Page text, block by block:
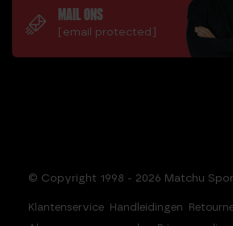
MAIL ONS
[email protected]
© Copyright 1998 - 2026 Matchu
Klantenservice Handleidingen